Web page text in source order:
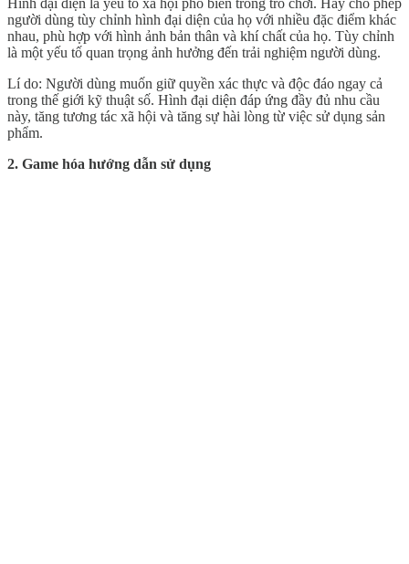
Hình đại diện là yếu tố xã hội phổ biến trong trò chơi. Hãy cho phép
người dùng tùy chỉnh hình đại diện của họ với nhiều đặc điểm khác
nhau, phù hợp với hình ảnh bản thân và khí chất của họ. Tùy chỉnh
là một yếu tố quan trọng ảnh hưởng đến trải nghiệm người dùng.
Lí do: Người dùng muốn giữ quyền xác thực và độc đáo ngay cả
trong thế giới kỹ thuật số. Hình đại diện đáp ứng đầy đủ nhu cầu
này, tăng tương tác xã hội và tăng sự hài lòng từ việc sử dụng sản
phẩm.
2. Game hóa hướng dẫn sử dụng